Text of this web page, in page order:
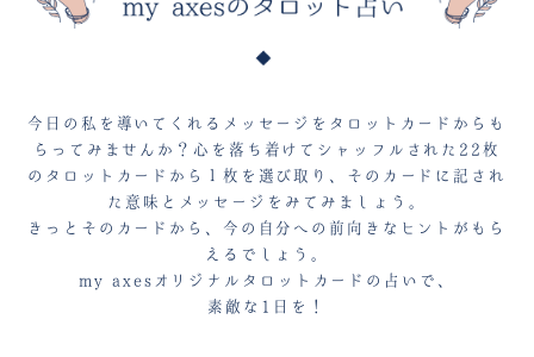
今日の私を導いてくれるメッセージをタロットカードからも
らってみませんか？心を落ち着けてシャッフルされた 22枚
のタロットカードから１枚を選び取り、そのカードに記され
た意味とメッセージをみてみましょう。
きっとそのカードから、今の自分への前向きなヒントがもら
えるでしょう。
my axesオリジナルタロットカードの占いで、
素敵な1日を！